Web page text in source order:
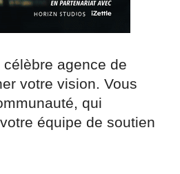
agence de
votre vision. Vous
qui
équipe de soutien